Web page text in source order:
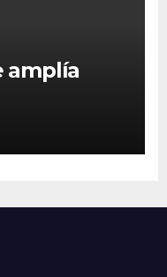
amplía
de IA
Chef